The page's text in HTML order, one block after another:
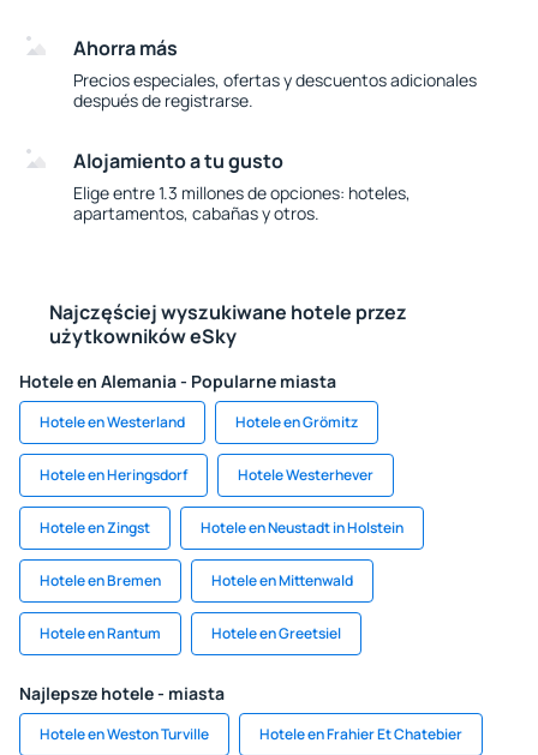
Ahorra más
Precios especiales, ofertas y descuentos adicionales
después de registrarse.
Alojamiento a tu gusto
Elige entre 1.3 millones de opciones: hoteles,
apartamentos, cabañas y otros.
Najczęściej wyszukiwane hotele przez
użytkowników eSky
Hotele en Alemania - Popularne miasta
Hotele en Westerland Hotele en Grömitz
Hotele en Heringsdorf Hotele Westerhever
Hotele en Zingst Hotele en Neustadt in Holstein
Hotele en Bremen Hotele en Mittenwald
Hotele en Rantum Hotele en Greetsiel
Najlepsze hotele - miasta
Hotele en Weston Turville Hotele en Frahier Et Chatebier